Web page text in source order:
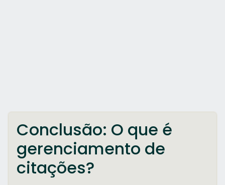
Conclusão: O que é
gerenciamento de
citações?